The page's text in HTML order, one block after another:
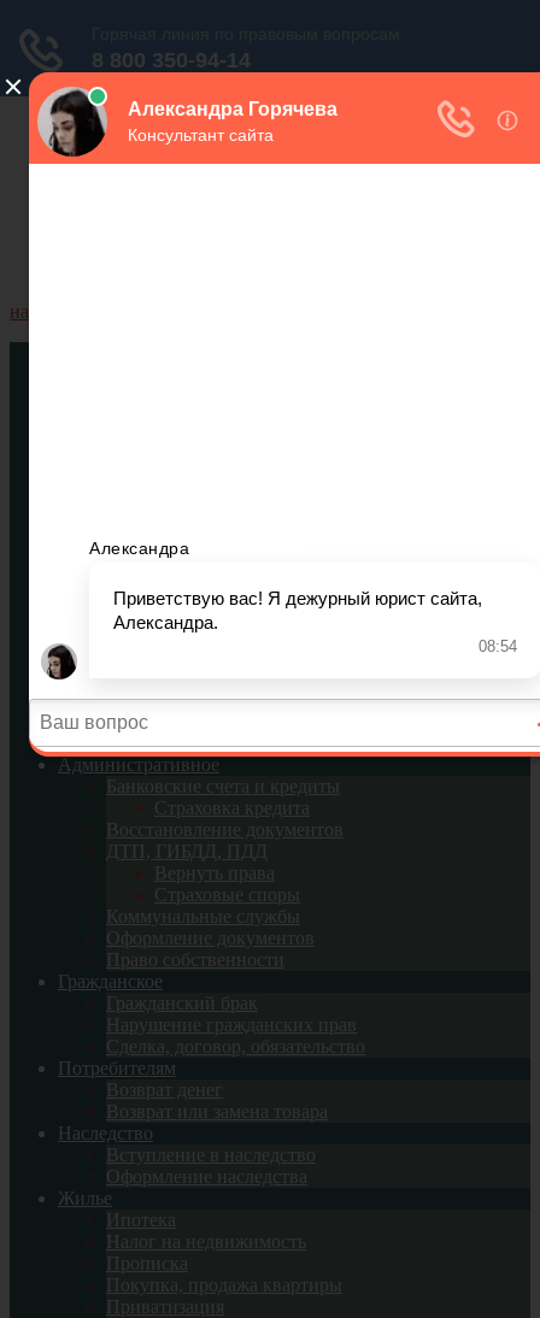
навигация
Усыновление и опека
Пенсия
Пособия
Трудовое право
Декретный отпуск
Труд женщин
Административное
Банковские счета и кредиты
Страховка кредита
Восстановление документов
ДТП, ГИБДД, ПДД
Вернуть права
Страховые споры
Коммунальные службы
Оформление документов
Право собственности
Гражданское
Гражданский брак
Нарушение гражданских прав
Сделка, договор, обязательство
Потребителям
Возврат денег
Возврат или замена товара
Наследство
Вступление в наследство
Оформление наследства
Жилье
Ипотека
Налог на недвижимость
Прописка
Покупка, продажа квартиры
Приватизация